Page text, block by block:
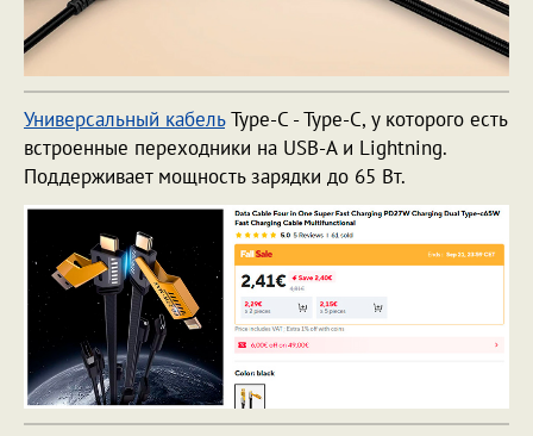
Универсальный кабельType-C - Type-C, у которого есть
встроенные переходники на USB-A и Lightning.
Поддерживает мощность зарядки до 65 Вт.